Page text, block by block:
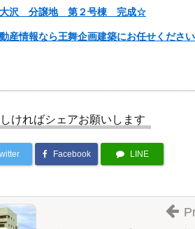
沢 分譲地 第２号棟 完成☆
産情報なら王舞企画建築にお任せください
ければシェアお願いします
Facebook LINE